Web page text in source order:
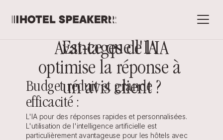
Est-ce que l'IA
optimise la réponse à
un avis client ?
Avantages de l'IA
Budget réduit et grande
efficacité :
L'IA pour des réponses rapides et personnalisées.
L'utilisation de l'intelligence artificielle est
particulièrement avantageuse pour les hôtels avec